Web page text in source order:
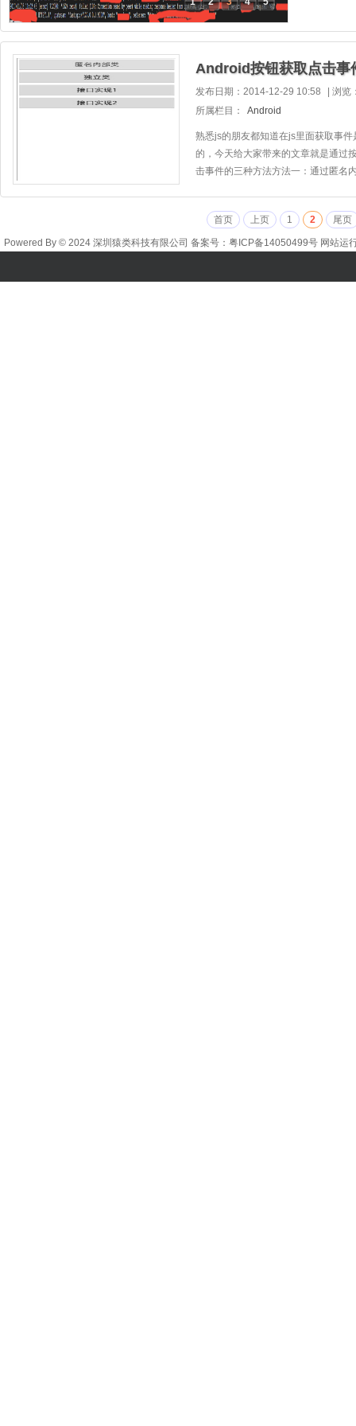
Android按钮获取点击事
发布日期：2014-12-29 10:58
浏览
所属栏目：
Android
熟悉js的朋友都知道在js里面获取事
的，今天给大家带来的文章就是通过
击事件的三种方法方法一：通过匿名
首页 上页 1 2 尾页
Powered By © 2024 深圳猿类科技有限公司 备案号： 粤ICP备14050499号 网站运